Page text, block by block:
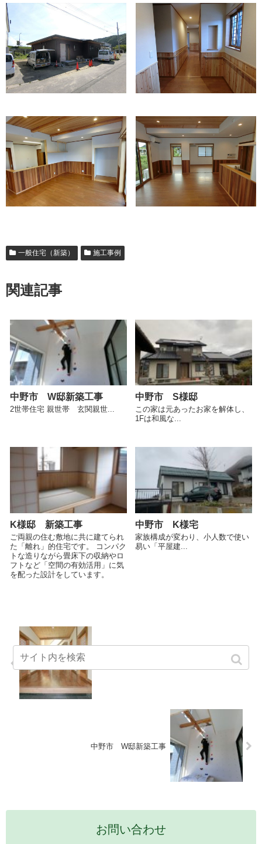
一般住宅（新築） 施工事例
関連記事
中野市 W邸新築工事
2世帯住宅 親世帯 玄関親世...
中野市 S様邸
この家は元あったお家を解体し、
1Fは和風な...
K様邸 新築工事
ご両親の住む敷地に共に建てられ
た「離れ」的住宅です。 コンパク
トな造りながら畳床下の収納やロ
フトなど「空間の有効活用」に気
を配った設計をしています。
中野市 K様宅
家族構成が変わり、小人数で使い
易い「平屋建...
中野市 W邸新築工事
お問い合わせ